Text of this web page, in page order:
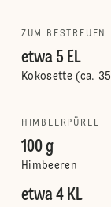
ZUM BESTREUEN
etwa 5 EL
Kokosette (ca.
HIMBEERPÜREE
100 g
Himbeeren
etwa 4 KL